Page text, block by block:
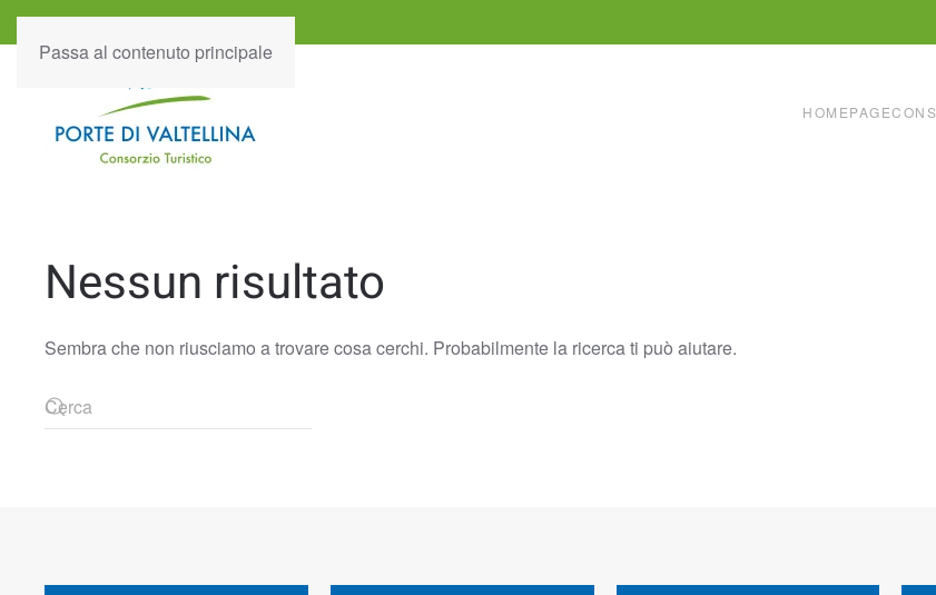
Passa al contenuto principale
HOMEPAGE
Nessun risultato
Sembra che non riusciamo a trovare cosa cerchi. Probabilmente la ricerca ti può aiutare.